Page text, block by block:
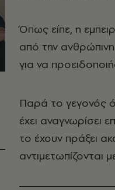
Όπως είπε, η
από την ανθρώπινη
για να
Παρά το γεγονός
έχει αναγνωρίσει
το έχουν πράξει
αντιμετωπίζονται